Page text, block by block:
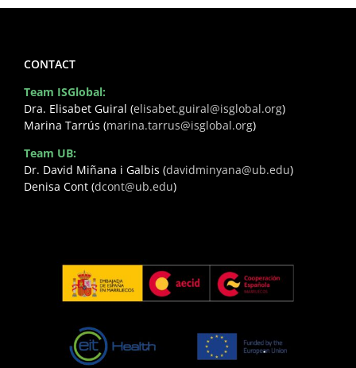
CONTACT
Team ISGlobal:
Dra. Elisabet Guiral (elisabet.guiral@isglobal.org)
Marina Tarrús (marina.tarrus@isglobal.org)
Team UB:
Dr. David Miñana i Galbis (davidminyana@ub.edu)
Denisa Cont (dcont@ub.edu)